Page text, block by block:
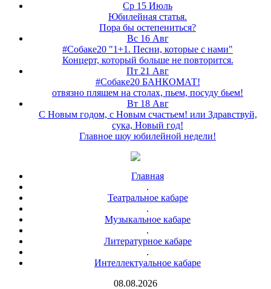
Ср 15 Июль
Юбилейная статья.
Пора бы остепениться?
Вс 16 Авг
#Собаке20 "1+1. Песни, которые с нами"
Концерт, который больше не повторится.
Пт 21 Авг
#Собаке20 БАНКОМАТ!
отвязно пляшем на столах, пьем, посуду бьем!
Вт 18 Авг
С Новым годом, с Новым счастьем! или Здравствуй,
сука, Новый год!
Главное шоу юбилейной недели!
Главная
.
Театральное кабаре
.
Музыкальное кабаре
.
Литературное кабаре
.
Интеллектуальное кабаре
08.08.2026